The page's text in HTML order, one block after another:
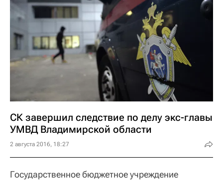
СК завершил следствие по делу экс-главы
УМВД Владимирской области
2 августа 2016, 18:27
Государственное бюджетное учреждение